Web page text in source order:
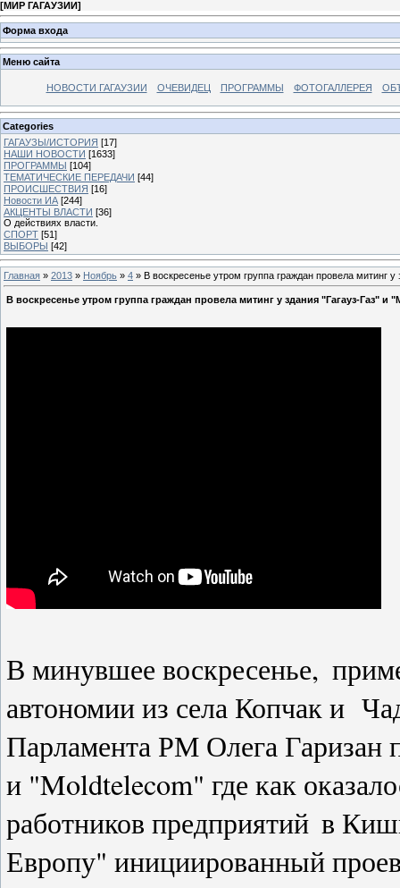
[МИР ГАГАУЗИИ]
Форма входа
Меню сайта
НОВОСТИ ГАГАУЗИИ ОЧЕВИДЕЦ ПРОГРАММЫ ФОТОГАЛЛЕРЕЯ
Categories
ГАГАУЗЫ/ИСТОРИЯ [17]
НАШИ НОВОСТИ [1633]
ПРОГРАММЫ [104]
ТЕМАТИЧЕСКИЕ ПЕРЕДАЧИ [44]
ПРОИСШЕСТВИЯ [16]
Новости ИА [244]
АКЦЕНТЫ ВЛАСТИ [36]
О действиях власти.
СПОРТ [51]
ВЫБОРЫ [42]
Главная » 2013 » Ноябрь » 4 » В воскресенье утром группа граждан провела митинг
В воскресенье утром группа граждан провела митинг у здания "Гагауз-Газ" и
В минувшее воскресенье,
автономии из села Копчак и
Парламента РМ Олега Гаризан
и "Moldtelecom" где как
работников предприятий в
Европу" инициированный